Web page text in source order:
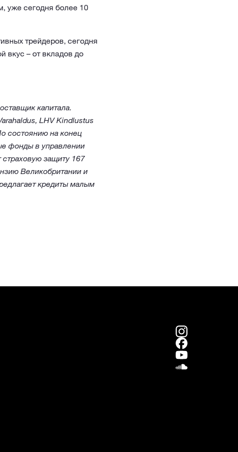
уже сегодня более 10
трейдеров, сегодня
вкус – от вкладов до
капитала.
LHV Kindlustus
состоянию на конец
фонды в управлении
защиту 167
Великобритании и
кредиты малым